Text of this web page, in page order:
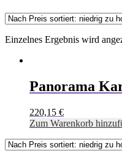
Einzelnes Ergebnis wird
Panorama
220,15 €
Zum Warenkorb